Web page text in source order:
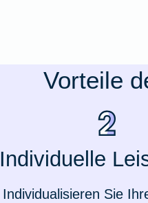
Vorteile
Individuelle
Individualisieren Sie